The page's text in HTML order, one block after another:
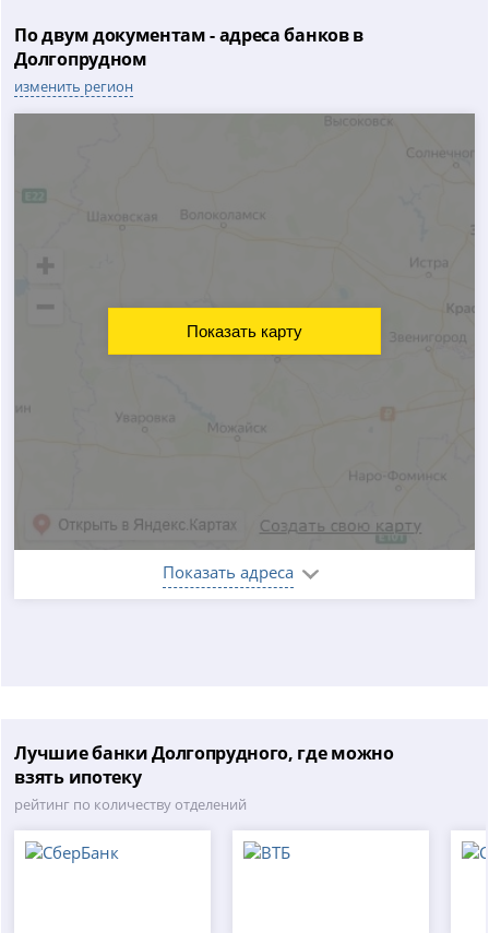
По двум документам - адреса банков в
Долгопрудном
изменить регион
Показать адреса
Показать карту
Лучшие банки Долгопрудного, где можно
взять ипотеку
рейтинг по количеству отделений